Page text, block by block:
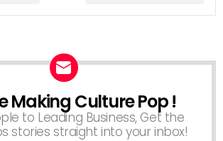
Making Culture Pop !
to Leading Business, Get the
stories straight into your inbox!